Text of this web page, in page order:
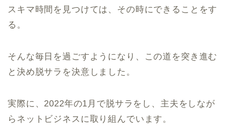
スキマ時間を見つけては、その時にできることをす
る。
そんな毎日を過ごすようになり、この道を突き進む
と決め脱サラを決意しました。
実際に、2022年の1月で脱サラをし、主夫をしなが
らネットビジネスに取り組んでいます。